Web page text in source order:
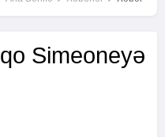
Simeoneyə